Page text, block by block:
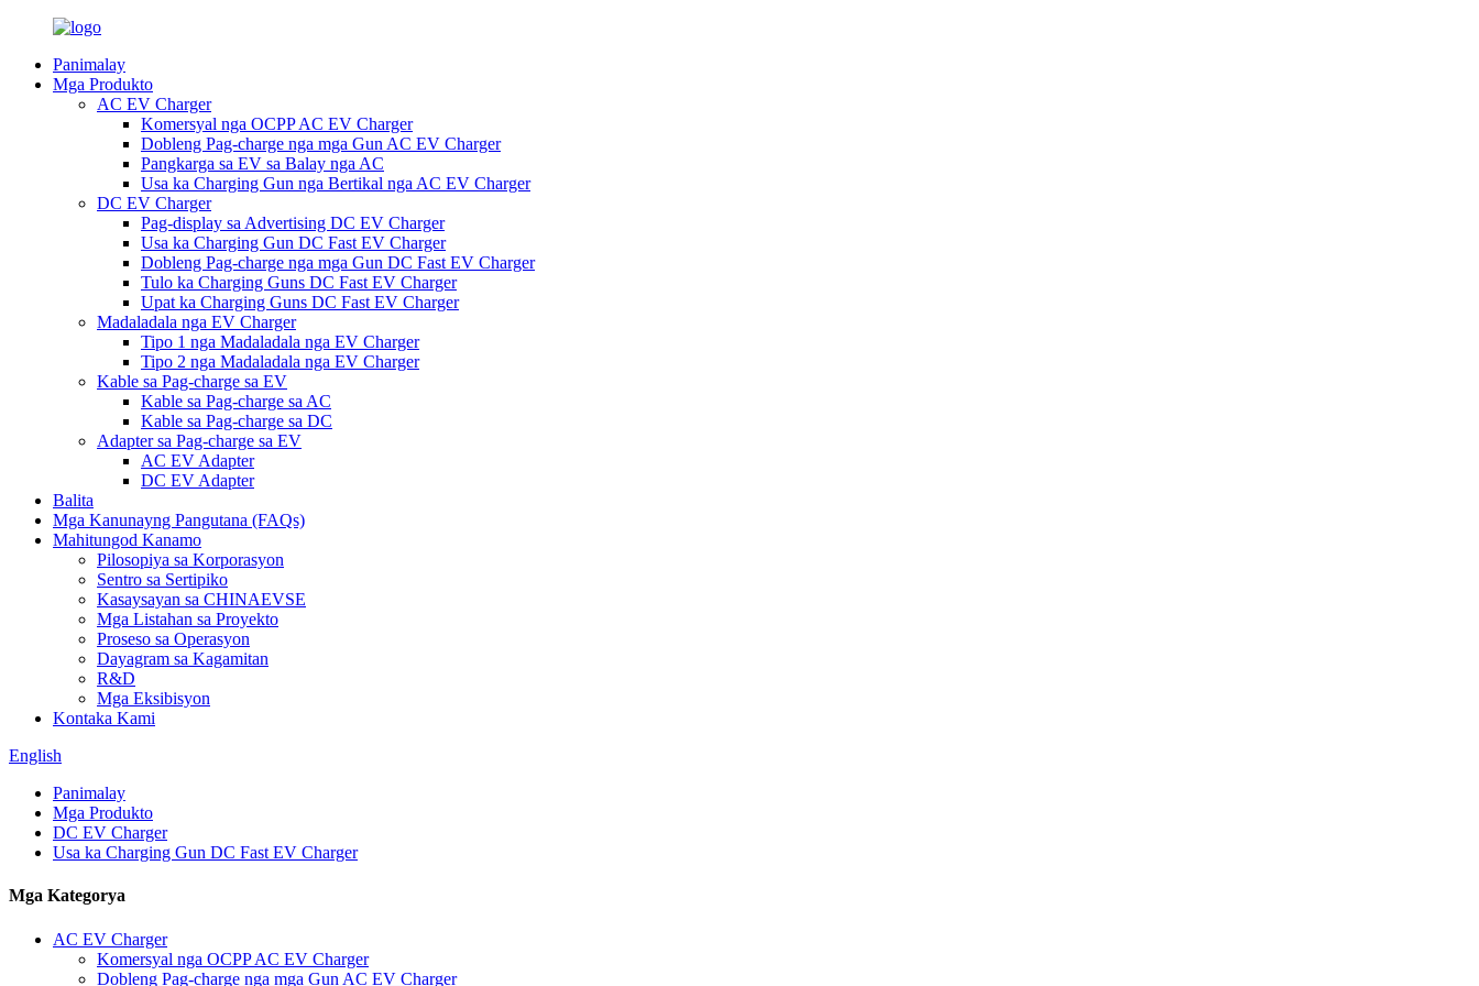
Panimalay
Mga Produkto
AC EV Charger
Komersyal nga OCPP AC EV Charger
Dobleng Pag-charge nga mga Gun AC EV Charger
Pangkarga sa EV sa Balay nga AC
Usa ka Charging Gun nga Bertikal nga AC EV Charger
DC EV Charger
Pag-display sa Advertising DC EV Charger
Usa ka Charging Gun DC Fast EV Charger
Dobleng Pag-charge nga mga Gun DC Fast EV Charger
Tulo ka Charging Guns DC Fast EV Charger
Upat ka Charging Guns DC Fast EV Charger
Madaladala nga EV Charger
Tipo 1 nga Madaladala nga EV Charger
Tipo 2 nga Madaladala nga EV Charger
Kable sa Pag-charge sa EV
Kable sa Pag-charge sa AC
Kable sa Pag-charge sa DC
Adapter sa Pag-charge sa EV
AC EV Adapter
DC EV Adapter
Balita
Mga Kanunayng Pangutana (FAQs)
Mahitungod Kanamo
Pilosopiya sa Korporasyon
Sentro sa Sertipiko
Kasaysayan sa CHINAEVSE
Mga Listahan sa Proyekto
Proseso sa Operasyon
Dayagram sa Kagamitan
R&D
Mga Eksibisyon
Kontaka Kami
English
Panimalay
Mga Produkto
DC EV Charger
Usa ka Charging Gun DC Fast EV Charger
Mga Kategorya
AC EV Charger
Komersyal nga OCPP AC EV Charger
Dobleng Pag-charge nga mga Gun AC EV Charger